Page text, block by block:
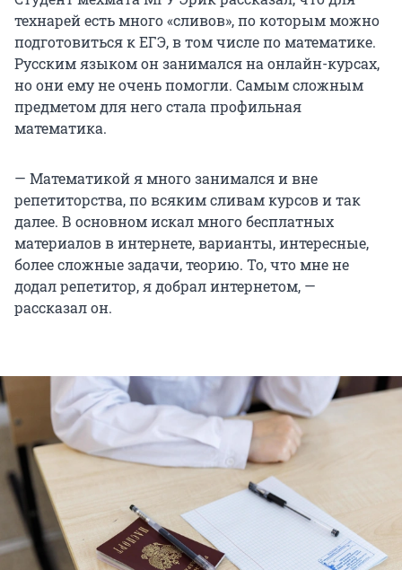
технарей есть много «сливов», по которым можно
подготовиться к ЕГЭ, в том числе по математике.
Русским языком он занимался на онлайн-курсах,
но они ему не очень помогли. Самым сложным
предметом для него стала профильная
математика.
— Математикой я много занимался и вне
репетиторства, по всяким сливам курсов и так
далее. В основном искал много бесплатных
материалов в интернете, варианты, интересные,
более сложные задачи, теорию. То, что мне не
додал репетитор, я добрал интернетом, —
рассказал он.